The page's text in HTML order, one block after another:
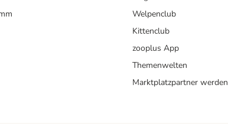
Welpenclub
Kittenclub
zooplus App
Themenwelten
Marktplatzpartner werden